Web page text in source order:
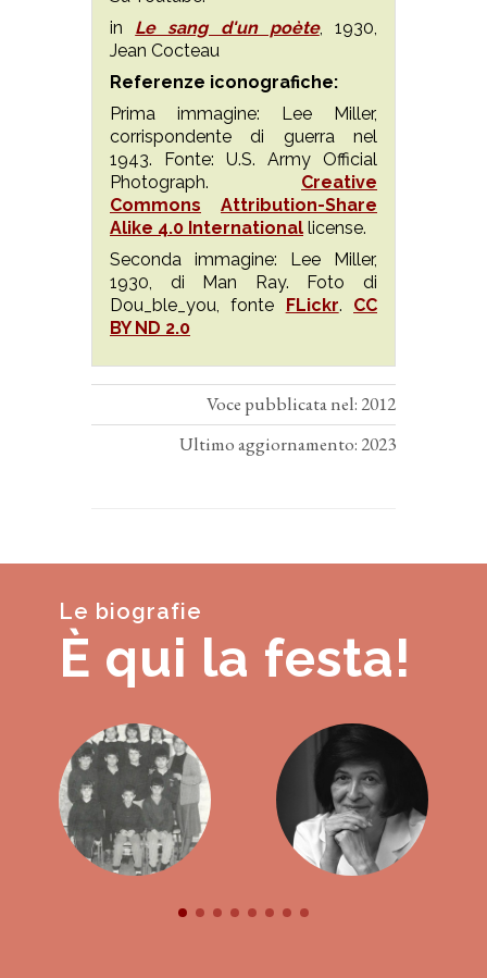
in Le sang d'un poète, 1930,
Jean Cocteau
Referenze iconografiche:
Prima immagine: Lee Miller,
corrispondente di guerra nel
1943. Fonte: U.S. Army Official
Photograph. Creative
Commons
Attribution-Share
Alike 4.0 International license.
Seconda immagine: Lee Miller,
1930, di Man Ray. Foto di
Dou_ble_you, fonte FLickr. CC
BY ND 2.0
Voce pubblicata nel: 2012
Ultimo aggiornamento: 2023
Le biografie
È qui la festa!